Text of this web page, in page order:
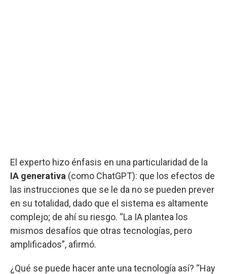
El experto hizo énfasis en una particularidad de la
IA generativa (como ChatGPT): que los efectos de
las instrucciones que se le da no se pueden prever
en su totalidad, dado que el sistema es altamente
complejo; de ahí su riesgo. “La IA plantea los
mismos desafíos que otras tecnologías, pero
amplificados”, afirmó.
¿Qué se puede hacer ante una tecnología así? “Hay